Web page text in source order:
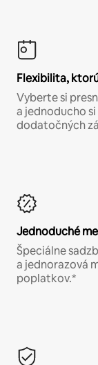
Flexibilita,
Vyberte si
a jednoducho
dodatočných
Jednoduché
Špeciálne
a jednorazová
poplatkov.*